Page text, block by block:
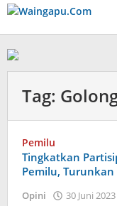
Lewati
konten
Tag:
Pemilu
Tingkatkan
Pemilu,
Opini 30 Juni 2023